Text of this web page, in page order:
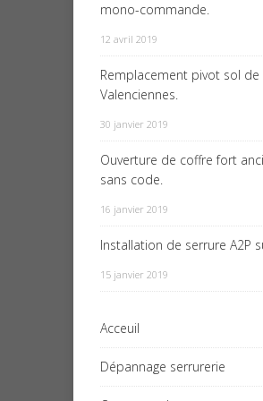
mono-commande.
12 avril 2019
Remplacement pivot sol
Valenciennes.
30 janvier 2019
Ouverture de coffre fort
sans code.
16 janvier 2019
Installation de serrure A2P
15 janvier 2019
Acceuil
Dépannage serrurerie